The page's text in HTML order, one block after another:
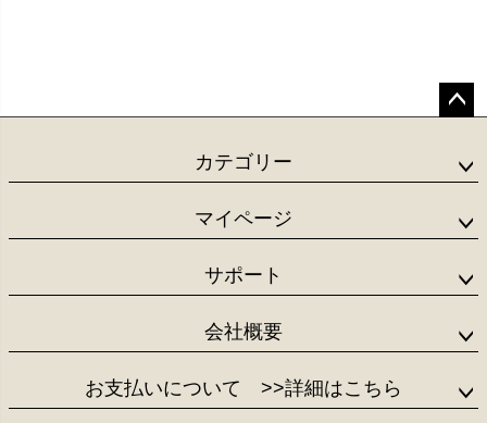
ップ
カテゴリー
マイページ
サポート
会社概要
お支払いについて >>詳細はこちら